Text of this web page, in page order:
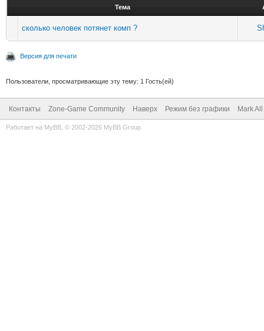
Тема
сколько человек потянет комп ?
Версия для печати
Пользователи, просматривающие эту тему: 1 Гость(ей)
Контакты Zone-Game Community Наверх Режим без графики Mark
Работает на MyBB , © 2002-2026 MyBB Group